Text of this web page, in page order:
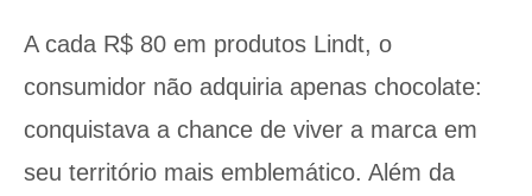
A cada R$ 80 em produtos Lindt, o
consumidor não adquiria apenas chocolate:
conquistava a chance de viver a marca em
seu território mais emblemático. Além da